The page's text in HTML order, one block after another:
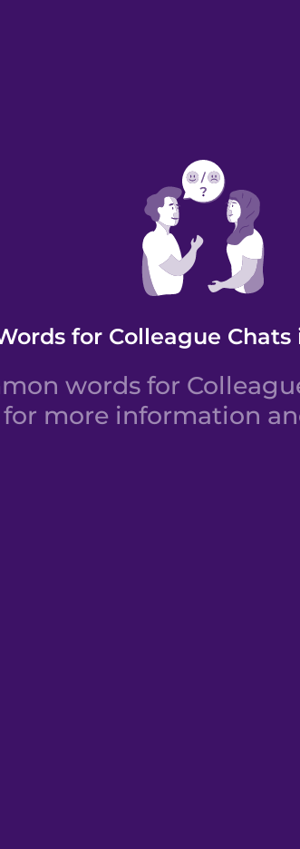
for Colleague
words for
more information